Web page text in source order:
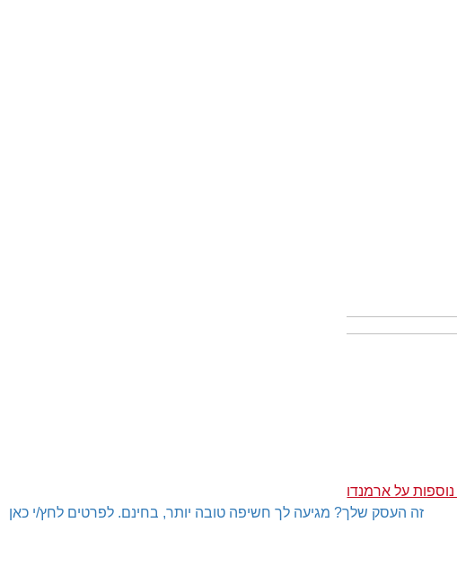
על ארמנדו
זה העסק שלך? מגיעה לך חשיפה טובה יותר, בחינם. לפרטים לחץ/י כאן